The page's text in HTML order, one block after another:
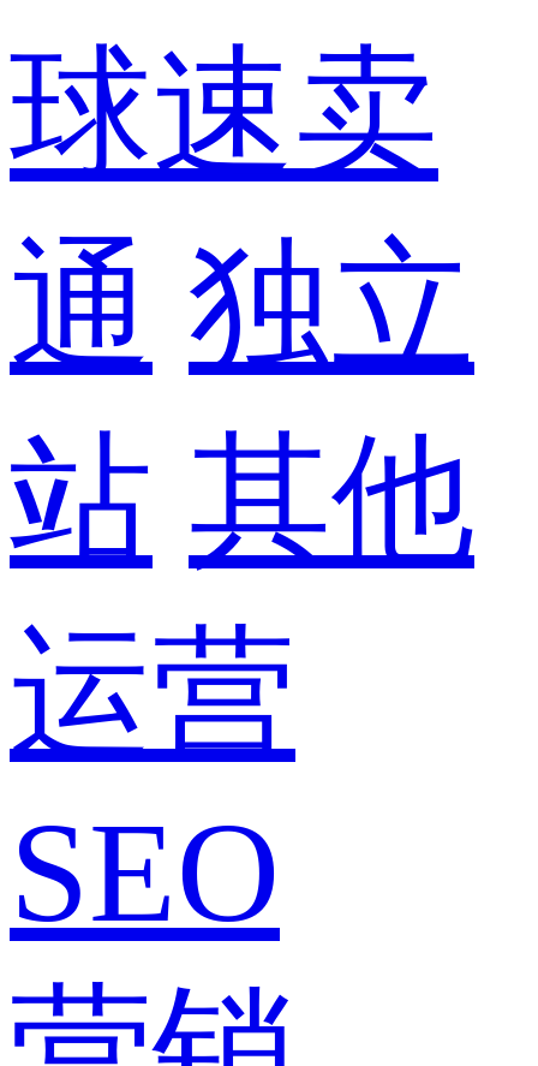
球速卖
通 独立
站 其他
运营
SEO